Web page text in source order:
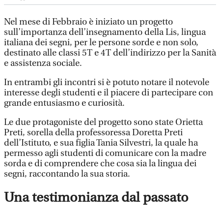
Nel mese di Febbraio è iniziato un progetto
sull’importanza dell’insegnamento della Lis, lingua
italiana dei segni, per le persone sorde e non solo,
destinato alle classi 5T e 4T dell’indirizzo per la Sanità
e assistenza sociale.
In entrambi gli incontri si è potuto notare il notevole
interesse degli studenti e il piacere di partecipare con
grande entusiasmo e curiosità.
Le due protagoniste del progetto sono state Orietta
Preti, sorella della professoressa Doretta Preti
dell’Istituto, e sua figlia Tania Silvestri, la quale ha
permesso agli studenti di comunicare con la madre
sorda e di comprendere che cosa sia la lingua dei
segni, raccontando la sua storia.
Una testimonianza dal passato